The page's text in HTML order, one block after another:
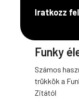
Iratkozz
Funky
Számos
trükkök a
Zitától